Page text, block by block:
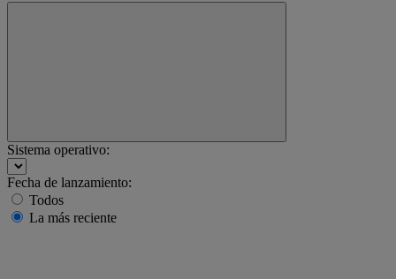
Sistema operativo:
Fecha de lanzamiento:
Todos
La más reciente